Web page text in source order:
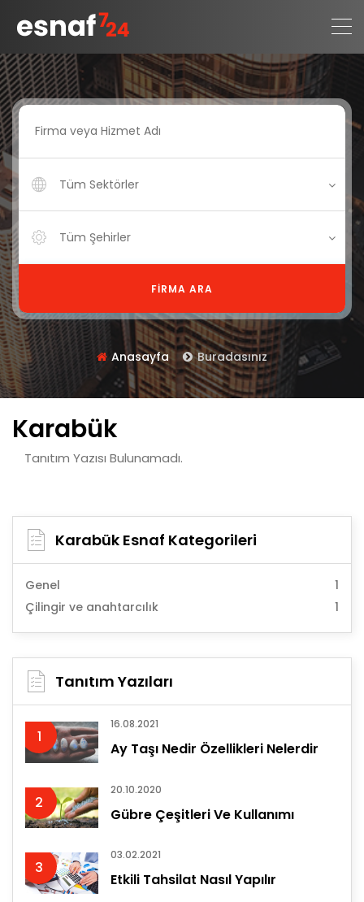
Tüm Sektörler
Tüm Şehirler
FIRMA ARA
Anasayfa Buradasınız
Karabük
Tanıtım Yazısı Bulunamadı.
Karabük Esnaf Kategorileri
Genel
1
Çilingir ve anahtarcılık
1
Tanıtım Yazıları
1
16.08.2021
Ay Taşı Nedir Özellikleri Nelerdir
2
20.10.2020
Gübre Çeşitleri Ve Kullanımı
3
03.02.2021
Etkili Tahsilat Nasıl Yapılır